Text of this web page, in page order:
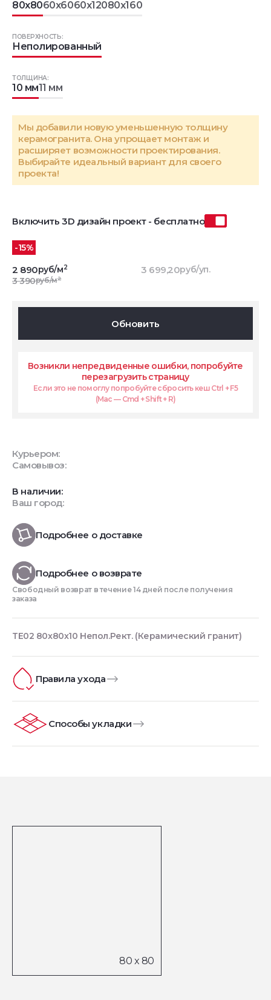
80x8060x6060x12080x160
ТОЛЩИНА:
10 мм11 мм
ПОВЕРХНОСТЬ:
Неполированный
Мы добавили новую уменьшенную толщину
керамогранита. Она упрощает монтаж и
расширяет возможности проектирования.
Выбирайте идеальный вариант для своего
проекта!
Включить 3D дизайн проект - бесплатно
-15%
2 890руб/м2
3 390руб/м2
3 699,20руб/уп.
Обновить
Возникли непредвиденные ошибки, попробуйте
перезагрузить страницу
Если это не помоглу попробуйте сбросить кеш Ctrl + F5
(Mac — Cmd + Shift + R)
Курьером:
Самовывоз:
В наличии:
Ваш город:
Подробнее о доставке
Подробнее о возврате
Свободный возврат в течение 14 дней после получения
заказа
TE02 80x80x10 Непол.Рект. (Керамический гранит)
Правила ухода
Способы укладки